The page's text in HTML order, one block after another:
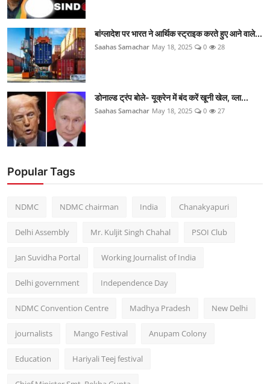
बांग्लादेश पर भारत ने आर्थिक स्ट्राइक करते हुए आने वाले...
Saahas Samachar May 18, 2025 0 28
डोनाल्ड ट्रंप बोले- यूक्रेन में बंद करें खूनी खेल, व्ला...
Saahas Samachar May 18, 2025 0 27
Popular Tags
NDMC NDMC chairman India Chanakyapuri
Delhi Assembly Mr. Kuljit Singh Chahal PSOI Club
Jan Suvidha Portal Working Journalist of India
Delhi government Independence Day
NDMC Convention Centre Madhya Pradesh New Delhi
journalists Mango Festival Anupam Colony
Education Hariyali Teej festival